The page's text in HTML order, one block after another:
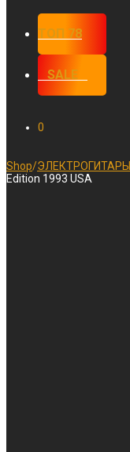
ТОП 78
⠀SALE⠀
0
Shop/ЭЛЕКТРОГИТАРЫ
Edition 1993 USA